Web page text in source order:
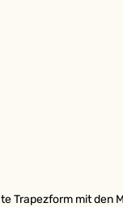
Trapezform mit den